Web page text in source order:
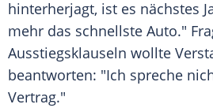
hinterherjagt, ist es nächstes
mehr das schnellste Auto."
Ausstiegsklauseln wollte
beantworten: "Ich spreche
Vertrag."